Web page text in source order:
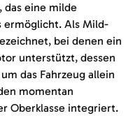
das eine milde
ermöglicht. Als Mild-
bei denen ein
unterstützt, dessen
das Fahrzeug allein
momentan
Oberklasse integriert.